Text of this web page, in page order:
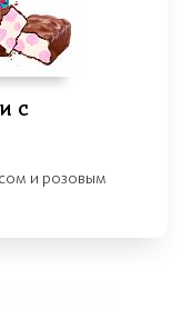
С
и розовым